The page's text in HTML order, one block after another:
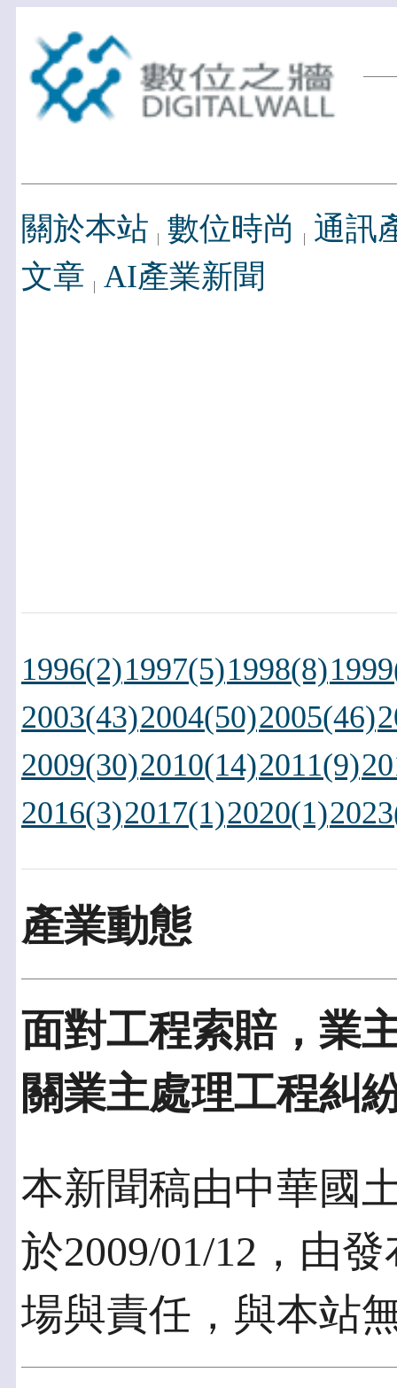
關於本站 數位時尚
通訊
文章 AI產業新聞
1996(2)1997(5)1998(8)
2003(43)2004(50)2005(46)
2009(30)2010(14)2011(9)
2016(3)2017(1)2020(1)
產業動態
面對工程索賠，業
關業主處理工程糾
本新聞稿由中華國
於2009/01/12，由
場與責任，與本站